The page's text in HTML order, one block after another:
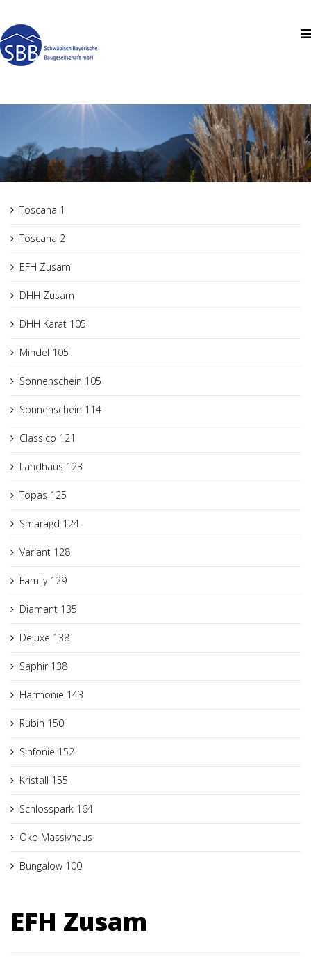
Toscana 1
Toscana 2
EFH Zusam
DHH Zusam
DHH Karat 105
Mindel 105
Sonnenschein 105
Sonnenschein 114
Classico 121
Landhaus 123
Topas 125
Smaragd 124
Variant 128
Family 129
Diamant 135
Deluxe 138
Saphir 138
Harmonie 143
Rubin 150
Sinfonie 152
Kristall 155
Schlosspark 164
Öko Massivhaus
Bungalow 100
EFH Zusam